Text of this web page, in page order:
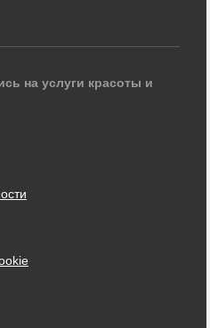
на услуги красоты и